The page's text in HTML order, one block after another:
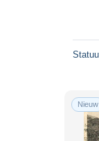
Nieuw